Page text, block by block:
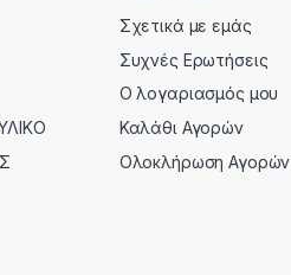
Σχετικά με εμάς
Συχνές Ερωτήσεις
Ο λογαριασμός μου
Καλάθι Αγορών
Ολοκλήρωση Αγορών